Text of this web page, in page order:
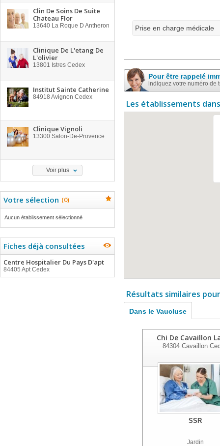
Clin De Soins De Suite
Chateau Flor
13640 La Roque D Antheron
Clinique De L'etang De
L'olivier
13801 Istres Cedex
Institut Sainte Catherine
84918 Avignon Cedex
Clinique Vignoli
13300 Salon-De-Provence
Voir plus
Votre sélection (0)
Aucun établissement sélectionné
Fiches déjà consultées
Centre Hospitalier Du Pays D'apt
84405 Apt Cedex
Prise en charge médicale
Pour être rappelé
indiquez votre numéro de
Les établissements
Résultats similaires
Dans le Vaucluse
Chi De Cavaillon
84304 Cavaillon
SSR
Jardin